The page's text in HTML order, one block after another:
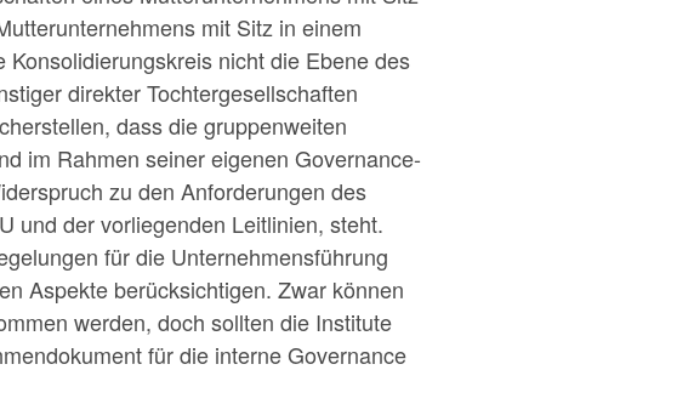
mit Sitz in einem
nicht die Ebene des
direkter Tochtergesellschaften
dass die gruppenweiten
im Rahmen seiner eigenen Governance-
zu den Anforderungen des
und der vorliegenden Leitlinien, steht.
für die Unternehmensführung
Aspekte berücksichtigen. Zwar können
werden, doch sollten die Institute
für die interne Governance